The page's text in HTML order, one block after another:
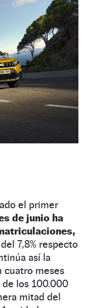
el primer
de junio ha
7,8% respecto
así la
cuatro meses
de los 100.000
mitad del